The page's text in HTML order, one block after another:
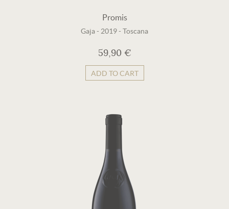
Promis
Gaja- 2019- Toscana
59,90 €
ADD TO CART